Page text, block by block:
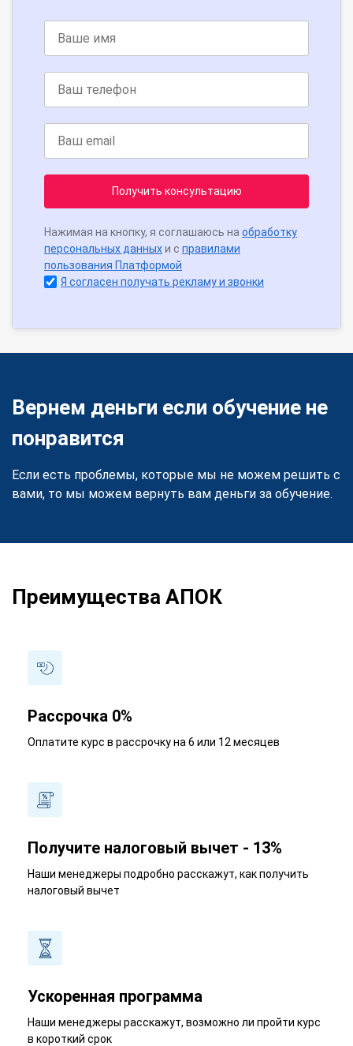
Получить консультацию
Нажимая на кнопку, я соглашаюсь на обработку
персональных данныхи с правилами
пользования Платформой
Я согласен получать рекламу и звонки
Вернем деньги если обучение не
понравится
Если есть проблемы, которые мы не можем решить с
вами, то мы можем вернуть вам деньги за обучение.
Преимущества АПОК
Рассрочка 0%
Оплатите курс в рассрочку на 6 или 12 месяцев
Получите налоговый вычет - 13%
Наши менеджеры подробно расскажут, как получить
налоговый вычет
Ускоренная программа
Наши менеджеры расскажут, возможно ли пройти курс
в короткий срок